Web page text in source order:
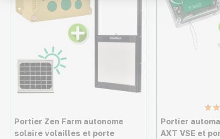
Portier Zen Farm autonome
solaire volailles et porte
Portier
AXT VSE et